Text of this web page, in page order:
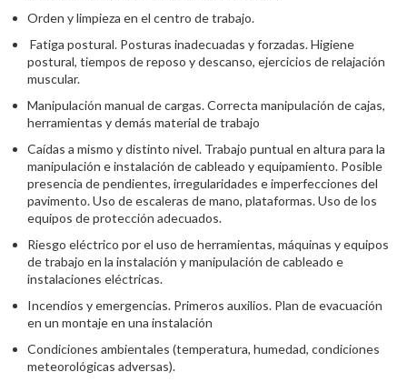
Orden y limpieza en el centro de trabajo.
Fatiga postural. Posturas inadecuadas y forzadas. Higiene
postural, tiempos de reposo y descanso, ejercicios de relajación
muscular.
Manipulación manual de cargas. Correcta manipulación de cajas,
herramientas y demás material de trabajo
Caídas a mismo y distinto nivel. Trabajo puntual en altura para la
manipulación e instalación de cableado y equipamiento. Posible
presencia de pendientes, irregularidades e imperfecciones del
pavimento. Uso de escaleras de mano, plataformas. Uso de los
equipos de protección adecuados.
Riesgo eléctrico por el uso de herramientas, máquinas y equipos
de trabajo en la instalación y manipulación de cableado e
instalaciones eléctricas.
Incendios y emergencias. Primeros auxilios. Plan de evacuación
en un montaje en una instalación
Condiciones ambientales (temperatura, humedad, condiciones
meteorológicas adversas).